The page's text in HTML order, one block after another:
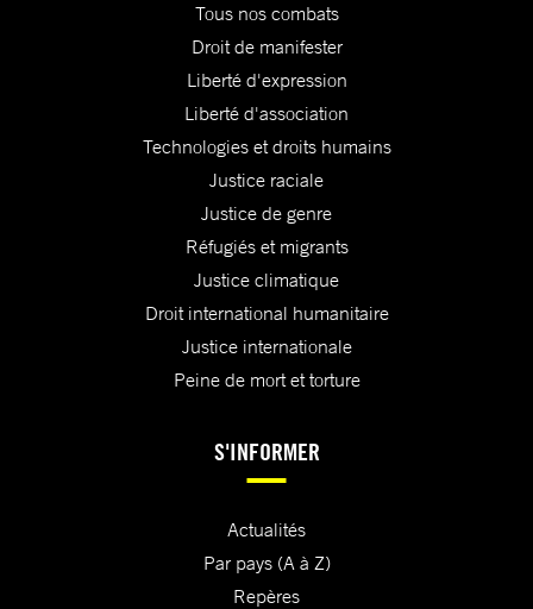
Tous nos combats
Droit de manifester
Liberté d'expression
Liberté d'association
Technologies et droits humains
Justice raciale
Justice de genre
Réfugiés et migrants
Justice climatique
Droit international humanitaire
Justice internationale
Peine de mort et torture
S'INFORMER
Actualités
Par pays (A à Z)
Repères